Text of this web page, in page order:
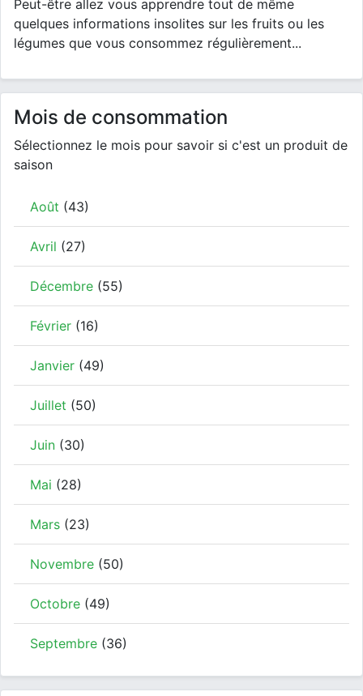
Peut-être allez vous apprendre tout de même
quelques informations insolites sur les fruits ou les
légumes que vous consommez régulièrement...
Mois de consommation
Sélectionnez le mois pour savoir si c'est un produit de
saison
Août (43)
Avril (27)
Décembre (55)
Février (16)
Janvier (49)
Juillet (50)
Juin (30)
Mai (28)
Mars (23)
Novembre (50)
Octobre (49)
Septembre (36)